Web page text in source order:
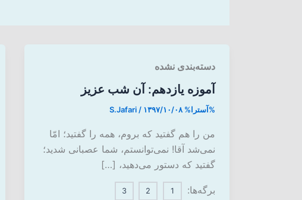
دسته‌بندی نشده
آموزه یازدهم: آن شب عزیز
%آسترا% S.Jafari / ۱۳۹۷/۱۰/۰۸
من را هم گفتید که بروم، همه را گفتید؛ امّا
نمی‌شد آقا! نمی‌توانستم، شما عصبانی شدید؛
گفتید که دستور می‌دهید، […]
برگه‌ها: 1
2
3